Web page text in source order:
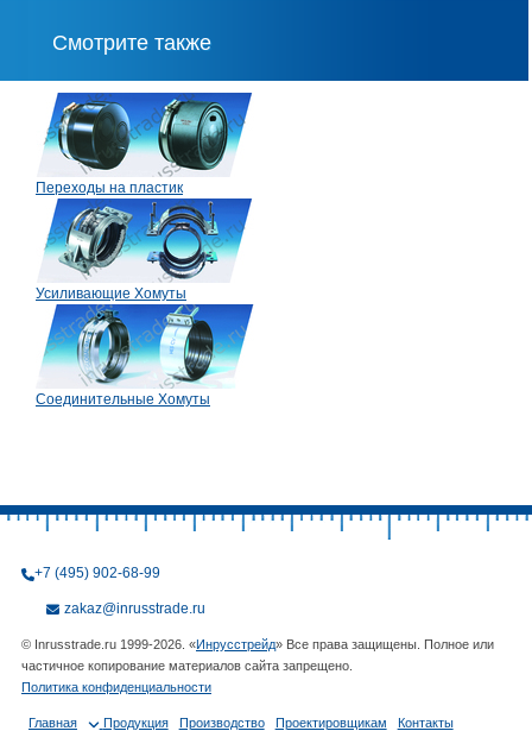
Смотрите также
Переходы на пластик
Усиливающие Хомуты
Соединительные Хомуты
+7 (495) 902-68-99
zakaz@inrusstrade.ru
© Inrusstrade.ru 1999-2026. «Инрусстрейд» Все права защищены. Полное или
частичное копирование материалов сайта запрещено.
Политика конфиденциальности
Главная Продукция Производство Проектировщикам Контакты